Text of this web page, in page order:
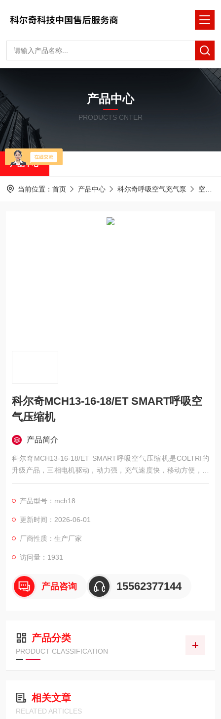
产品中心
PRODUCTS CNTER
产品中心
当前位置： 首页 产品中心 科尔奇呼吸空气充气泵 空气压缩机
科尔奇MCH13-16-18/ET SMART呼吸空
气压缩机
产品简介
科尔奇MCH13-16-18/ET SMART呼吸空气压缩机是COLTRI的
升级产品，三相电机驱动，动力强，充气速度快，移动方便，可
选自动控制功能。耐久喷塑全钢底座带把手，压缩机护罩采用流
系统
产品型号：mch18
更新时间：2026-06-01
厂商性质：生产厂家
访问量：1931
产品咨询 15562377144
产品分类
PRODUCT CLASSIFICATION
相关文章
RELATED ARTICLES